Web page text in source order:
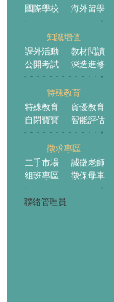
國際學校
海外留學
知識增值
課外活動
教材閱讀
公開考試
深造進修
特殊教育
特殊教育
資優教育
自閉寶寶
智能評估
徵求專區
二手市場
誠徵老師
組班專區
徵保母車
聯絡管理員